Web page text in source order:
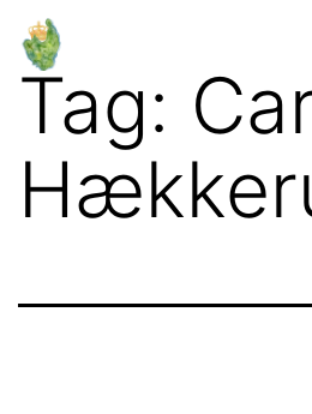
Fortsæt
indhold
Orø
Lokalforum
Tag: